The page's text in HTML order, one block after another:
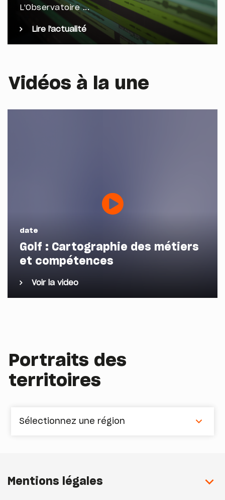
L'Observatoire ...
Lire l'actualité
Vidéos à la une
date
Golf : Cartographie des métiers
et compétences
Voir la video
Portraits des
territoires
Sélectionnez une région
Mentions légales